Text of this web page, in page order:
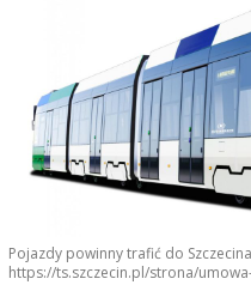
Pojazdy powinny trafić do
https://ts.szczecin.pl/strona/